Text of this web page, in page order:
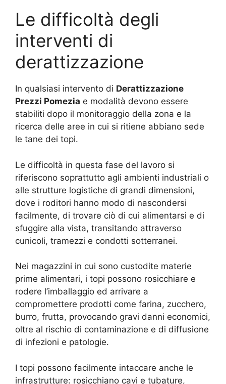
Le difficoltà degli
interventi di
derattizzazione
In qualsiasi intervento di Derattizzazione
Prezzi Pomezia e modalità devono essere
stabiliti dopo il monitoraggio della zona e la
ricerca delle aree in cui si ritiene abbiano sede
le tane dei topi.
Le difficoltà in questa fase del lavoro si
riferiscono soprattutto agli ambienti industriali o
alle strutture logistiche di grandi dimensioni,
dove i roditori hanno modo di nascondersi
facilmente, di trovare ciò di cui alimentarsi e di
sfuggire alla vista, transitando attraverso
cunicoli, tramezzi e condotti sotterranei.
Nei magazzini in cui sono custodite materie
prime alimentari, i topi possono rosicchiare e
rodere l’imballaggio ed arrivare a
compromettere prodotti come farina, zucchero,
burro, frutta, provocando gravi danni economici,
oltre al rischio di contaminazione e di diffusione
di infezioni e patologie.
I topi possono facilmente intaccare anche le
infrastrutture: rosicchiano cavi e tubature,